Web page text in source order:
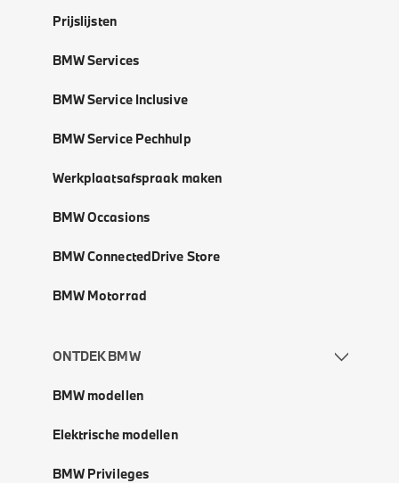
Prijslijsten
BMW Services
BMW Service Inclusive
BMW Service Pechhulp
Werkplaatsafspraak maken
BMW Occasions
BMW ConnectedDrive Store
BMW Motorrad
ONTDEK BMW
BMW modellen
Elektrische modellen
BMW Privileges